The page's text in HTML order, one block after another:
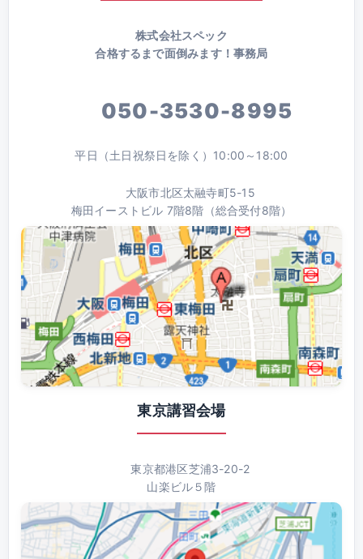
株式会社スペック
合格するまで面倒みます！事務局
050-3530-8995
平日（土日祝祭日を除く）10:00～18:00
大阪市北区太融寺町5-15
梅田イーストビル 7階8階（総合受付8階）
東京講習会場
東京都港区芝浦3-20-2
山楽ビル５階